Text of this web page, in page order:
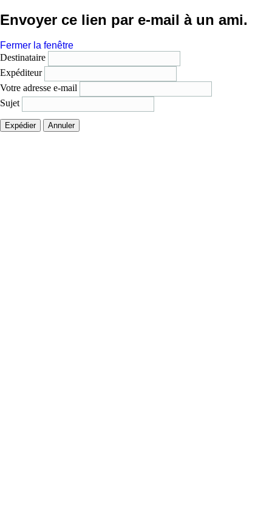
Envoyer ce lien par e-mail à un ami.
Fermer la fenêtre
Destinataire
Expéditeur
Votre adresse e-mail
Sujet
Expédier Annuler